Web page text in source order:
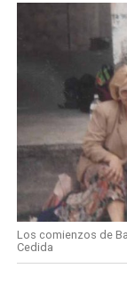
Los comienzos de
Cedida